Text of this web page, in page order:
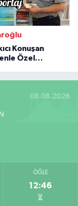
Konuşan
Özel
08.08.2026
ÖĞLE
12:46